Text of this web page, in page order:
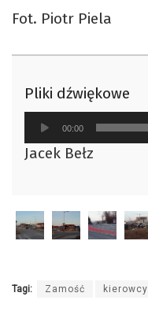
Fot. Piotr Piela
Pliki dźwiękowe
Odtwarzacz
plików
dźwiękowych
00:00
Jacek Bełz
Tagi: Zamość kierowcy